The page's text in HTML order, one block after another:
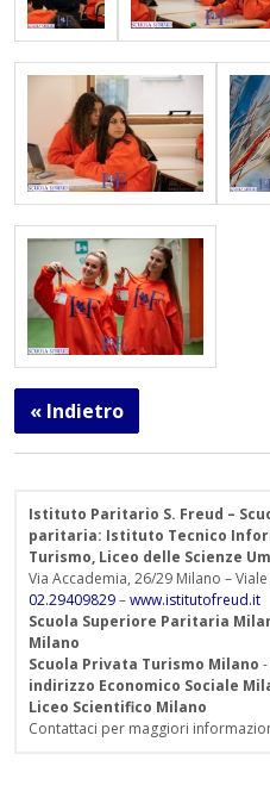
« Indietro
Istituto Paritario S. Freud –
paritaria: Istituto Tecnico
Turismo, Liceo delle Scienze
Via Accademia, 26/29 Milano –
02.29409829–www.istitutofreud.it
Scuola Superiore Paritaria
Milano
Scuola Privata Turismo Milano -
indirizzo Economico Sociale
Liceo Scientifico Milano
Contattaci per maggiori